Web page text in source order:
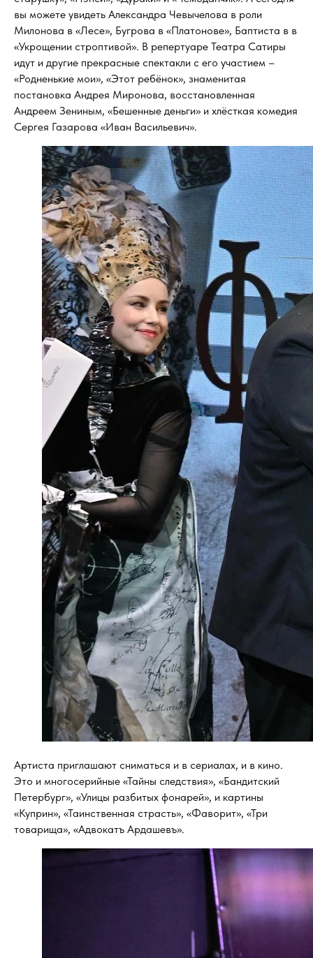
вы можете увидеть Александра Чевычелова в роли
Милонова в «Лесе», Бугрова в «Платонове», Баптиста в в
«Укрощении строптивой». В репертуаре Театра Сатиры
идут и другие прекрасные спектакли с его участием –
«Родненькие мои», «Этот ребёнок», знаменитая
постановка Андрея Миронова, восстановленная
Андреем Зениным, «Бешенные деньги» и хлёсткая комедия
Сергея Газарова «Иван Васильевич».
Артиста приглашают сниматься и в сериалах, и в кино.
Это и многосерийные «Тайны следствия», «Бандитский
Петербург», «Улицы разбитых фонарей», и картины
«Куприн», «Таинственная страсть», «Фаворит», «Три
товарища», «Адвокатъ Ардашевъ».